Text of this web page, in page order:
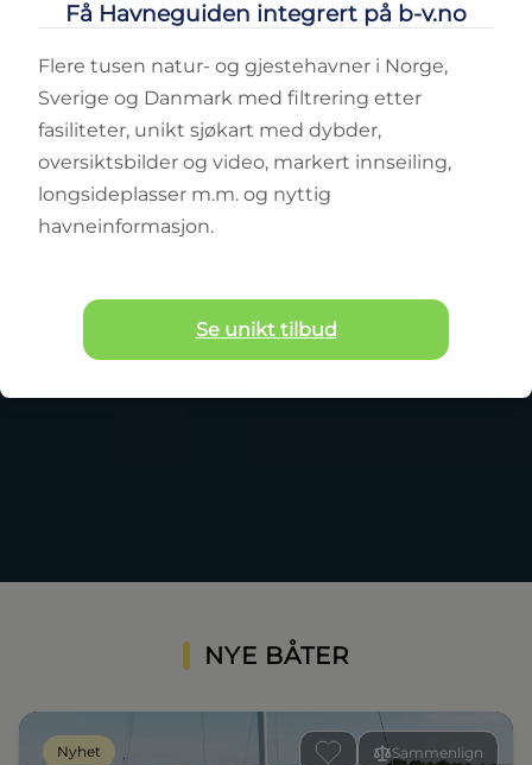
NYE BÅTER
Sammenlign
Nyhet
Få Havneguiden integrert på b-v.no
Flere tusen natur- og gjestehavner i Norge,
Sverige og Danmark med filtrering etter
fasiliteter, unikt sjøkart med dybder,
oversiktsbilder og video, markert innseiling,
longsideplasser m.m. og nyttig
havneinformasjon.
Se unikt tilbud